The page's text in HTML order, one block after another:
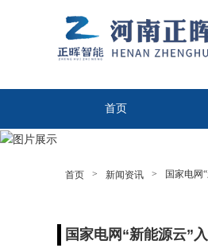
首页
首页 > 新闻资讯 > 国家电网
国家电网“新能源云”